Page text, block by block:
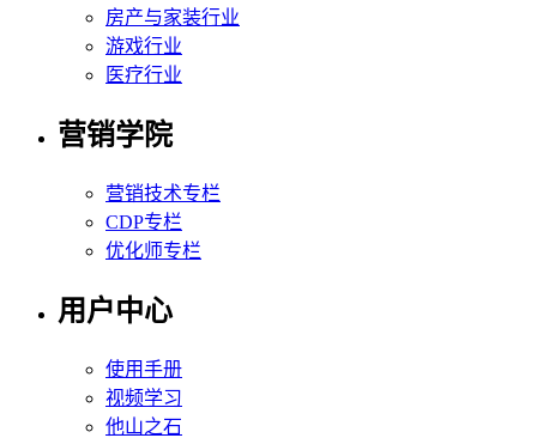
房产与家装行业
游戏行业
医疗行业
营销学院
营销技术专栏
CDP专栏
优化师专栏
用户中心
使用手册
视频学习
他山之石